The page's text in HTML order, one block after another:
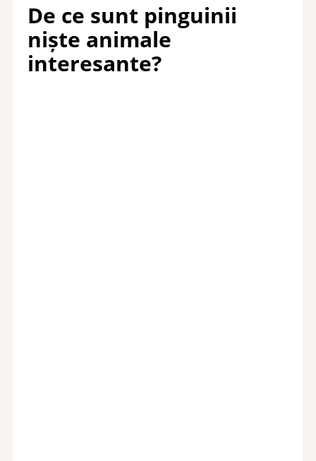
De ce sunt pinguinii
niște animale
interesante?